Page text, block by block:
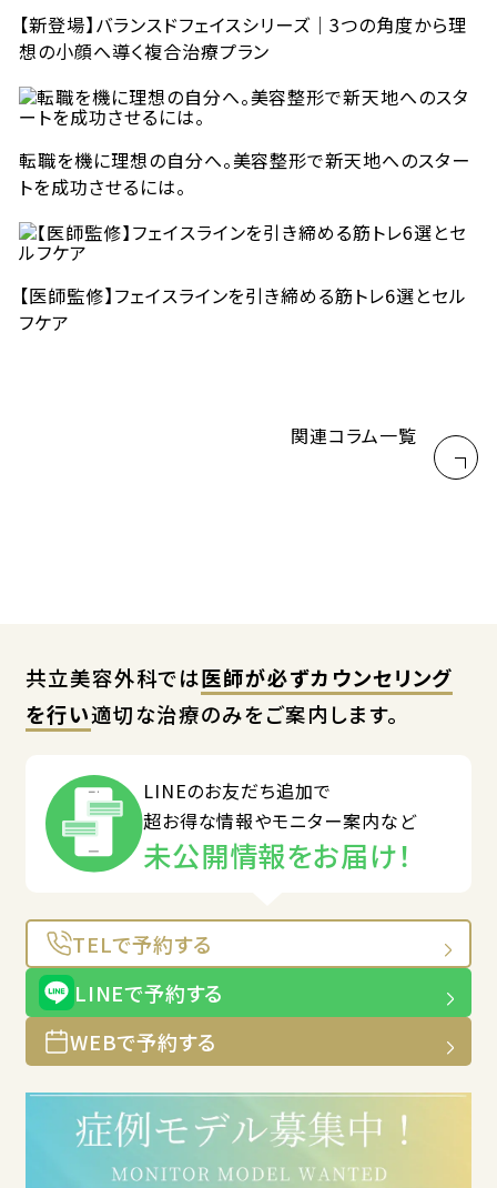
【新登場】バランスドフェイスシリーズ｜3つの角度から理
想の小顔へ導く複合治療プラン
転職を機に理想の自分へ。美容整形で新天地へのスター
トを成功させるには。
【医師監修】フェイスラインを引き締める筋トレ6選とセル
フケア
関連コラム一覧
共立美容外科では医師が必ずカウンセリング
を行い適切な治療のみをご案内します。
LINEのお友だち追加で
超お得な情報やモニター案内など
未公開情報をお届け！
TELで予約する
LINEで予約する
WEBで予約する